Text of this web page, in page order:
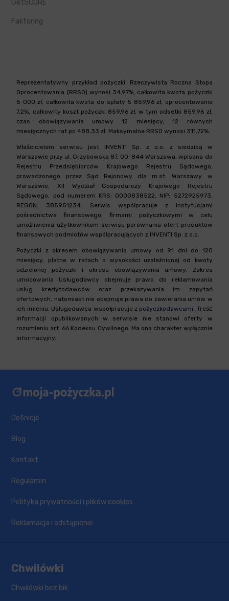
GetSCORE
Faktoring
Reprezentatywny przykład pożyczki: Rzeczywista Roczna Stopa
Oprocentowania (RRSO) wynosi 34,97%, całkowita kwota pożyczki
5 000 zł, całkowita kwota do spłaty 5 859,96 zł, oprocentowanie
7,2%, całkowity koszt pożyczki 859,96 zł, w tym odsetki 859,96 zł,
czas obowiązywania umowy 12 miesięcy, 12 równych
miesięcznych rat po 488,33 zł. Maksymalne RRSO wynosi 311,72%.
Właścicielem serwisu jest INVENTI Sp. z o.o. z siedzibą w
Warszawie przy ul. Grzybowska 87, 00-844 Warszawa, wpisana do
Rejestru Przedsiębiorców Krajowego Rejestru Sądowego,
prowadzonego przez Sąd Rejonowy dla m.st. Warszawy w
Warszawie, XII Wydział Gospodarczy Krajowego Rejestru
Sądowego, pod numerem KRS: 0000838522, NIP: 5272925973,
REGON: 385951234. Serwis współpracuje z instytucjami
pośrednictwa finansowego, firmami pożyczkowymi w celu
umożliwienia użytkownikom serwisu porównania ofert produktów
finansowych podmiotów współpracujących z INVENTI Sp. z o.o.
Pożyczki z okresem obowiązywania umowy od 91 dni do 120
miesięcy, płatne w ratach o wysokości uzależnionej od kwoty
udzielonej pożyczki i okresu obowiązywania umowy. Zakres
umocowania Usługodawcy obejmuje prawo do reklamowania
usług kredytodawców oraz przekazywania im zapytań
ofertowych, natomiast nie obejmuje prawa do zawierania umów w
ich imieniu. Usługodawca współpracuje z pożyczkodawcami . Treść
informacji opublikowanych w serwisie nie stanowi oferty w
rozumieniu art. 66 Kodeksu Cywilnego. Ma ona charakter wyłącznie
informacyjny.
Definicje
Blog
Kontakt
Regulamin
Polityka prywatności i plików cookies
Reklamacja i odstąpienie
Chwilówki
Chwilówki bez bik